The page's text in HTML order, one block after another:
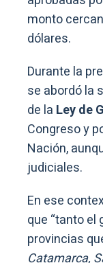
monto
dólares.
Durante la
se abordó la
de la Ley de
Congreso y
Nación,
judiciales.
En ese
que “tanto el
provincias
Catamarca,